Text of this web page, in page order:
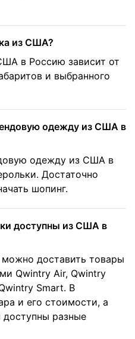
из США?
в Россию зависит от
и выбранного
одежду из США в
одежду из США в
Достаточно
шопинг.
доступны из США в
доставить товары
Qwintry Air, Qwintry
Smart. В
и его стоимости, а
доступны разные